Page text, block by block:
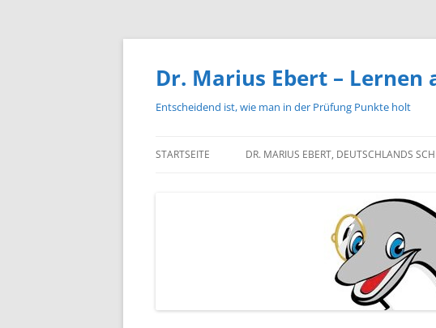
Zum
Dr. Marius Ebert –
Entscheidend ist, wie man in der Prüfung Punkte holt
STARTSEITE DR. MARIUS EBERT, DEUTSCHLANDS